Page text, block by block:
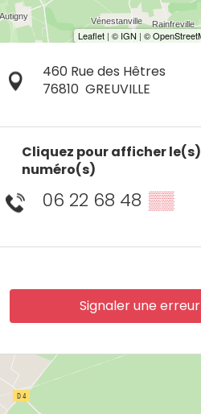
460 Rue des Hêtres
76810 GREUVILLE
Cliquez pour afficher le(s)
numéro(s)
06 22 68 48 ▒▒
Signaler une erreur